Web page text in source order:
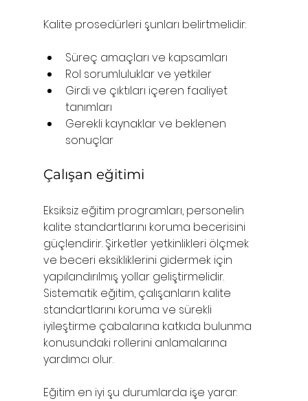
Kalite prosedürleri şunları belirtmelidir:
Süreç amaçları ve kapsamları
Rol sorumluluklar ve yetkiler
Girdi ve çıktıları içeren faaliyet
tanımları
Gerekli kaynaklar ve beklenen
sonuçlar
Çalışan eğitimi
Eksiksiz eğitim programları, personelin
kalite standartlarını koruma becerisini
güçlendirir. Şirketler yetkinlikleri ölçmek
ve beceri eksikliklerini gidermek için
yapılandırılmış yollar geliştirmelidir.
Sistematik eğitim, çalışanların kalite
standartlarını koruma ve sürekli
iyileştirme çabalarına katkıda bulunma
konusundaki rollerini anlamalarına
yardımcı olur.
Eğitim en iyi şu durumlarda işe yarar: